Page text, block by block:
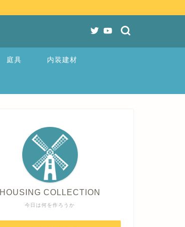
庭具 内装建材
今日は何を作ろうか
HOUSING COLLECTION